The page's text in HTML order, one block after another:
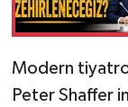
Modern
Peter Shaffer